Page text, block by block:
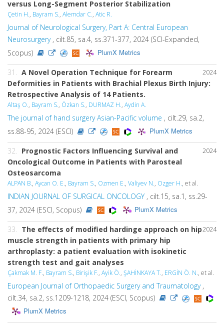
versus Long-Segment Posterior Stabilization
Çetin H., Bayram S., Alemdar C., Atic R.
Journal of Neurological Surgery, Part A: Central European
Neurosurgery, cilt.85, sa.4, ss.371-377, 2024 (SCI-Expanded,
Scopus)
PlumX Metrics
2024
31.
A Novel Operation Technique for Forearm
Deformities in Patients with Brachial Plexus Birth Injury:
Retrospective Analysis of 14 Patients.
Altaş O., Bayram S., Özkan S., DURMAZ H., Aydin A.
The journal of hand surgery Asian-Pacific volume , cilt.29, sa.2,
ss.88-95, 2024 (ESCI)
PlumX Metrics
2024
32.
Prognostic Factors Influencing Survival and
Oncological Outcome in Patients with Parosteal
Osteosarcoma
ALPAN B., Aycan O. E., Bayram S., Ozmen E., Valiyev N., Ozger H., et al.
INDIAN JOURNAL OF SURGICAL ONCOLOGY , cilt.15, sa.1, ss.29-
37, 2024 (ESCI, Scopus)
PlumX Metrics
2024
33.
The effects of modified hardinge approach on hip
muscle strength in patients with primary hip
arthroplasty: a patient evaluation with isokinetic
strength test and gait analyses
Çakmak M. F., Bayram S., Birişik F., Ayik Ö., ŞAHİNKAYA T., ERGİN Ö. N., et al.
European Journal of Orthopaedic Surgery and Traumatology,
cilt.34, sa.2, ss.1209-1218, 2024 (ESCI, Scopus)
PlumX Metrics